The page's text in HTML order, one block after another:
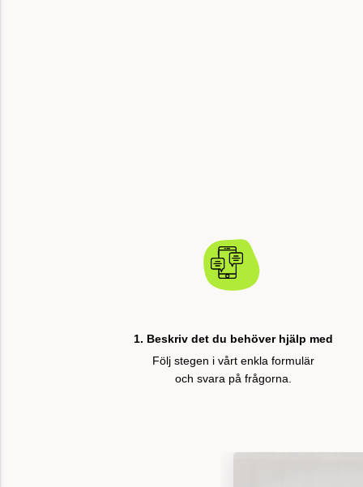
1. Beskriv det du behöver hjälp med
Följ stegen i vårt enkla formulär
och svara på frågorna.